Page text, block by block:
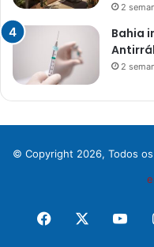
2
Bahia
2
© Copyright 2026, Todos
Facebook